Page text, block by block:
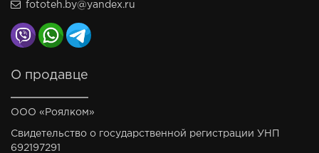
fototeh.by@yandex.ru
О продавце
ООО «Роялком»
Свидетельство о государственной регистрации УНП
692197291